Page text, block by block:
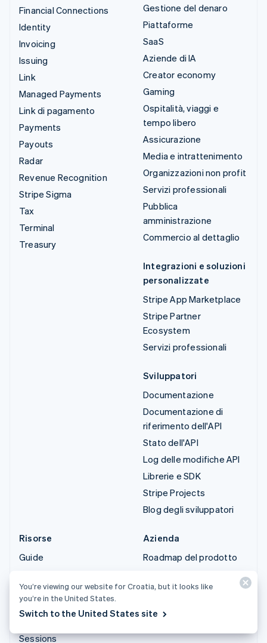
Financial Connections
Identity
Invoicing
Issuing
Link
Managed Payments
Link di pagamento
Payments
Payouts
Radar
Revenue Recognition
Stripe Sigma
Tax
Terminal
Treasury
Gestione del denaro
Piattaforme
SaaS
Aziende di IA
Creator economy
Gaming
Ospitalità, viaggi e
tempo libero
Assicurazione
Media e intrattenimento
Organizzazioni non profit
Servizi professionali
Pubblica
amministrazione
Commercio al dettaglio
Integrazioni e soluzioni
personalizzate
Stripe App Marketplace
Stripe Partner
Ecosystem
Servizi professionali
Sviluppatori
Documentazione
Documentazione di
riferimento dell'API
Stato dell'API
Log delle modifiche API
Librerie e SDK
Stripe Projects
Blog degli sviluppatori
Risorse
Guide
Blog
Sessions
Azienda
Roadmap del prodotto
Sala stampa
You’re viewing our website for Croatia, but it looks like
you’re in the United States.
Switch to the United States site